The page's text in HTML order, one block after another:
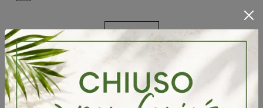
Sfoglia i cataloghi